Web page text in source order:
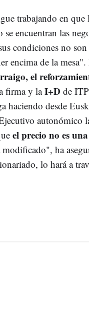
trabajando en
encuentran las
condiciones no
encima de la mesa".
el
firma y laI+D de
haciendo desde
autonómico
el precio no es
ha
lo hará a